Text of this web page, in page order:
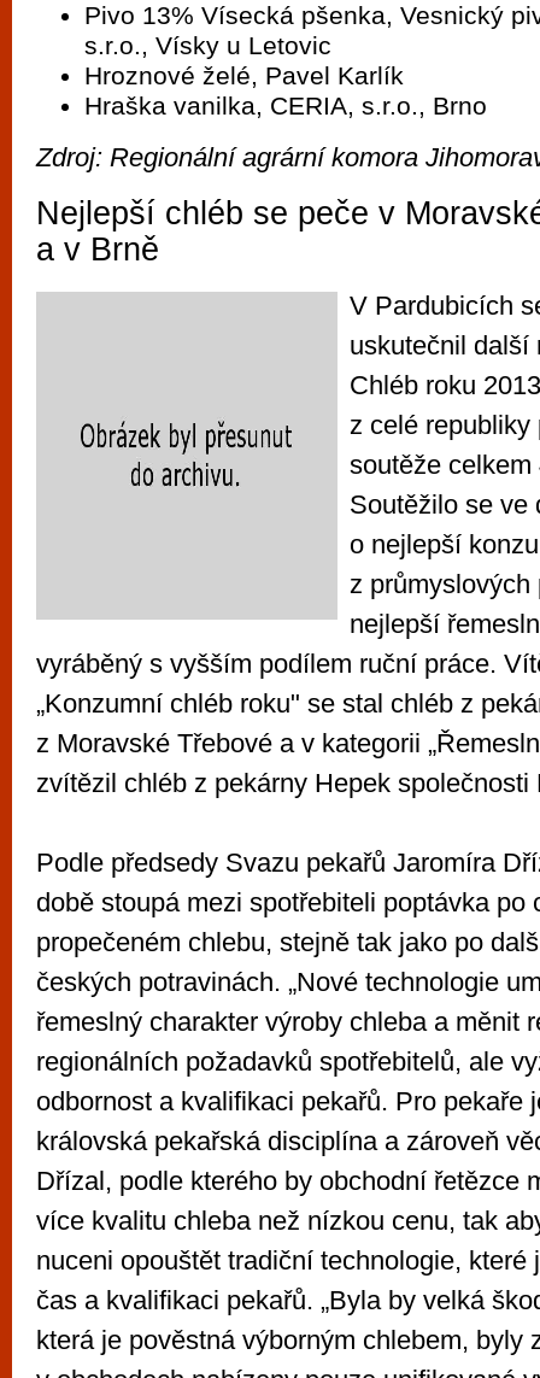
Pivo 13% Vísecká pšenka, Vesnický
s.r.o., Vísky u Letovic
Hroznové želé, Pavel Karlík
Hraška vanilka, CERIA, s.r.o., Brno
Zdroj: Regionální agrární komora
Nejlepší chléb se peče v
a v Brně
V Pardubicích
uskutečnil další
Chléb roku
z celé republiky
soutěže
Soutěžilo se ve
o nejlepší
z průmyslových
nejlepší
vyráběný s vyšším podílem ruční práce.
„Konzumní chléb roku" se stal chléb z
z Moravské Třebové a v kategorii
zvítězil chléb z pekárny Hepek společnosti
Podle předsedy Svazu pekařů Jaromíra
době stoupá mezi spotřebiteli poptávka po
propečeném chlebu, stejně tak jako po
českých potravinách. „Nové technologie
řemeslný charakter výroby chleba a měnit
regionálních požadavků spotřebitelů, ale
odbornost a kvalifikaci pekařů. Pro pekaře
královská pekařská disciplína a zároveň
Dřízal, podle kterého by obchodní řetězce
více kvalitu chleba než nízkou cenu, tak
nuceni opouštět tradiční technologie, které
čas a kvalifikaci pekařů. „Byla by velká
která je pověstná výborným chlebem, byly